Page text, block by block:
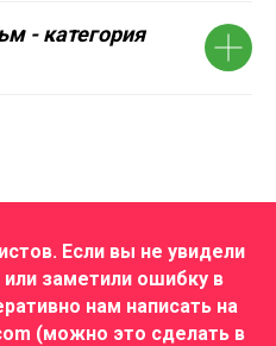
- категория
Если вы не увидели
заметили ошибку в
нам написать на
(можно это сделать в